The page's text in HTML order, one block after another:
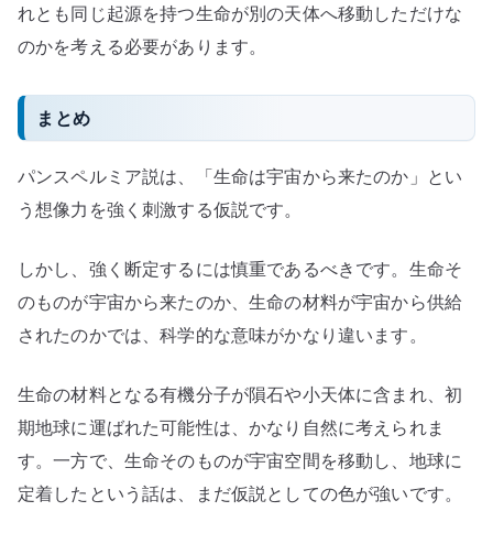
れとも同じ起源を持つ生命が別の天体へ移動しただけな
のかを考える必要があります。
まとめ
パンスペルミア説は、「生命は宇宙から来たのか」とい
う想像力を強く刺激する仮説です。
しかし、強く断定するには慎重であるべきです。生命そ
のものが宇宙から来たのか、生命の材料が宇宙から供給
されたのかでは、科学的な意味がかなり違います。
生命の材料となる有機分子が隕石や小天体に含まれ、初
期地球に運ばれた可能性は、かなり自然に考えられま
す。一方で、生命そのものが宇宙空間を移動し、地球に
定着したという話は、まだ仮説としての色が強いです。